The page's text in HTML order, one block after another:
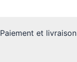
Paiement et livraison